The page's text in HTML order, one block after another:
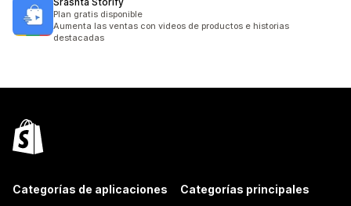
Plan gratis disponible
Aumenta las ventas con videos de productos e historias
destacadas
Categorías de aplicaciones Categorías principales